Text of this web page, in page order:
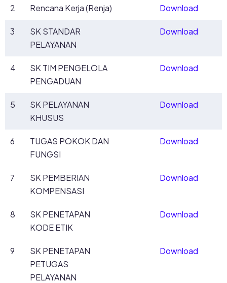
2 Rencana Kerja (Renja) Download
3
SK STANDAR
PELAYANAN
Download
4
SK TIM PENGELOLA
PENGADUAN
Download
5
SK PELAYANAN
KHUSUS
Download
6
TUGAS POKOK DAN
FUNGSI
Download
7
SK PEMBERIAN
KOMPENSASI
Download
8
SK PENETAPAN
KODE ETIK
Download
9
SK PENETAPAN
PETUGAS
PELAYANAN
Download